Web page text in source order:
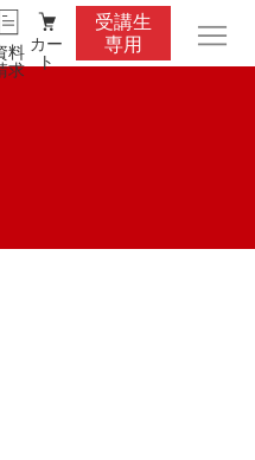
料
求
カー
ト
受講生
専用